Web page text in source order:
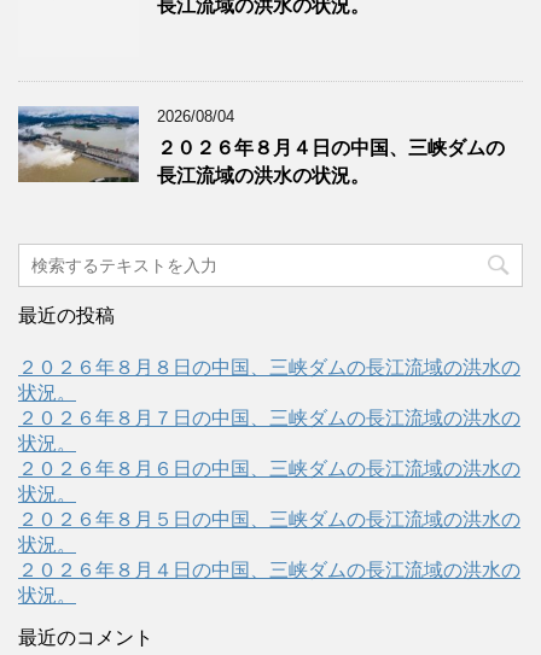
長江流域の洪水の状況。
2026/08/04
２０２６年８月４日の中国、三峡ダムの
長江流域の洪水の状況。
最近の投稿
２０２６年８月８日の中国、三峡ダムの長江流域の洪水の
状況。
２０２６年８月７日の中国、三峡ダムの長江流域の洪水の
状況。
２０２６年８月６日の中国、三峡ダムの長江流域の洪水の
状況。
２０２６年８月５日の中国、三峡ダムの長江流域の洪水の
状況。
２０２６年８月４日の中国、三峡ダムの長江流域の洪水の
状況。
最近のコメント